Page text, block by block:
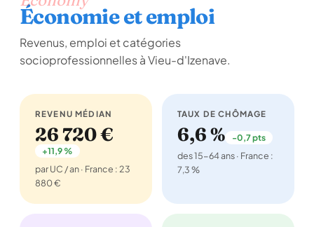
Économie et emploi
Revenus, emploi et catégories
socioprofessionnelles à Vieu-d'Izenave.
REVENU MÉDIAN
26 720 €
+11,9 %
par UC / an · France : 23
880 €
TAUX DE CHÔMAGE
6,6 % -0,7 pts
des 15-64 ans · France :
7,3 %